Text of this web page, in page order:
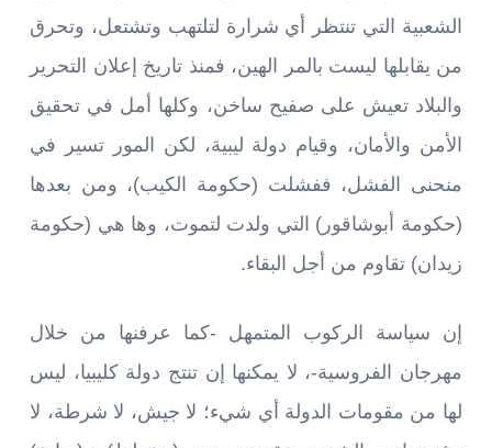
الشعبية التي تنتظر أي شرارة لتلتهب وتشتعل، وتحرق
من يقابلها ليست بالمر الهين، فمنذ تاريخ إعلان التحرير
والبلاد تعيش على صفيح ساخن، وكلها أمل في تحقيق
الأمن والأمان، وقيام دولة ليبية، لكن المور تسير في
منحنى الفشل، ففشلت (حكومة الكيب)، ومن بعدها
(حكومة أبوشاقور) التي ولدت لتموت، وها هي (حكومة
زيدان) تقاوم من أجل البقاء.
إن سياسة الركوب المتمهل -كما عرفنها من خلال
مهرجان الفروسية-، لا يمكنها إن تنتج دولة كليبيا، ليس
لها من مقومات الدولة أي شيء؛ لا جيش، لا شرطة، لا